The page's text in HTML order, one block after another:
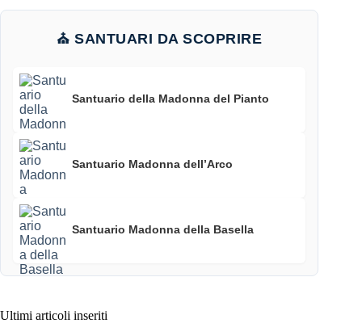
⛪ SANTUARI DA SCOPRIRE
Santuario della Madonna del Pianto
Santuario Madonna dell’Arco
Santuario Madonna della Basella
Ultimi articoli inseriti